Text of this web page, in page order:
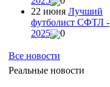
22 июня Лучший
футболист СФТЛ -
2025
0
Все новости
Реальные новости